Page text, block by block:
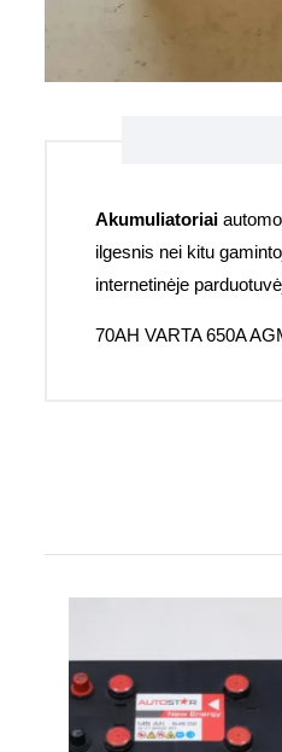
Akumuliatoriai
ilgesnis nei kitu
internetinėje
70AH VARTA 650A